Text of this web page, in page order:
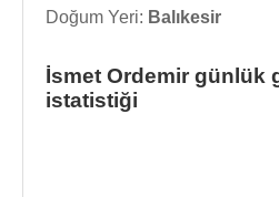
Doğum Yeri: Balıkesir
İsmet Ordemir günlük
istatistiği